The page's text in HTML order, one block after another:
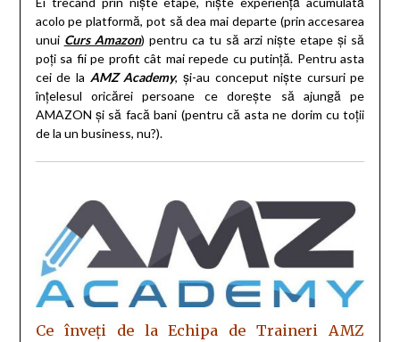
acolo pe platformă, pot să dea mai departe (prin accesarea
unui Curs Amazon) pentru ca tu să arzi niște etape și să
poți sa fii pe profit cât mai repede cu putință. Pentru asta
cei de la AMZ Academy, și-au conceput niște cursuri pe
înțelesul oricărei persoane ce dorește să ajungă pe
AMAZON și să facă bani (pentru că asta ne dorim cu toții
de la un business, nu?).
Ce înveți de la Echipa de Traineri AMZ